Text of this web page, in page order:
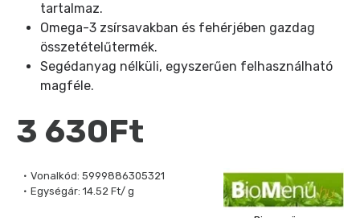
Vonalkód: 5999886305321
Egységár: 14.52 Ft/ g
3 630Ft
tartalmaz.
Omega-3 zsírsavakban és fehérjében gazdag
összetételűtermék.
Segédanyag nélküli, egyszerűen felhasználható
magféle.